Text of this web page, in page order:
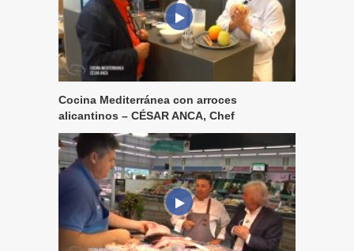
Cocina Mediterránea con arroces
alicantinos – CÉSAR ANCA, Chef